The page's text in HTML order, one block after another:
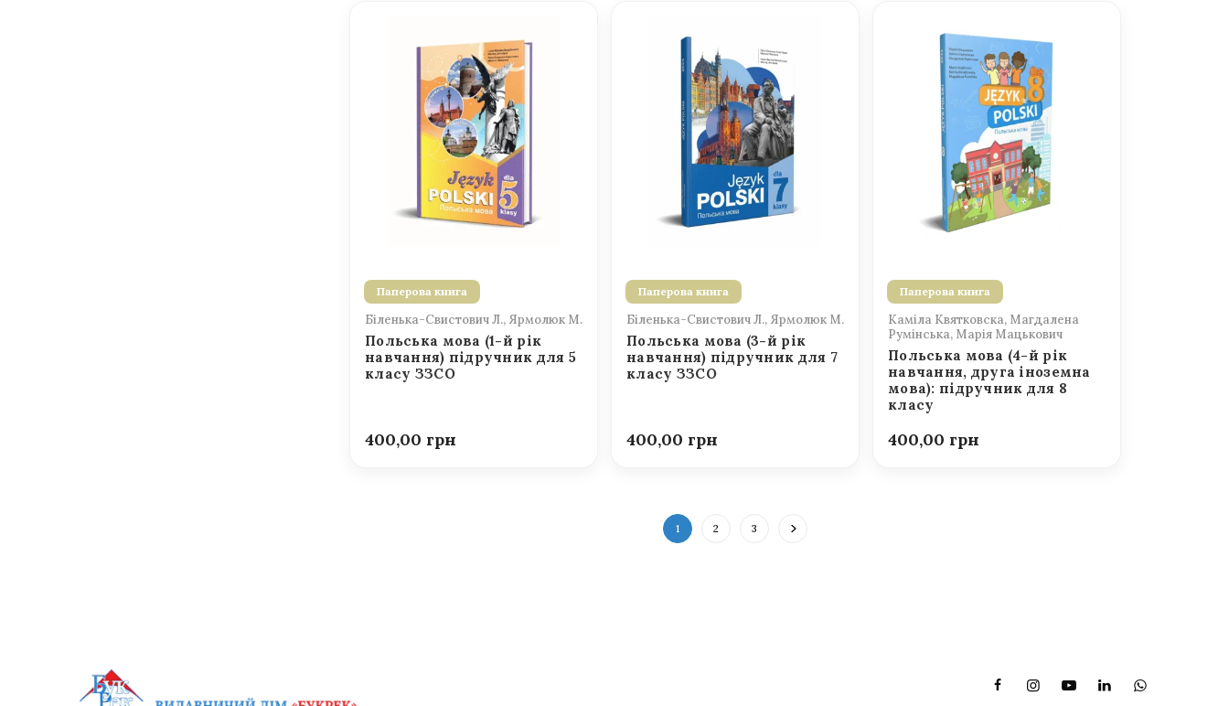
Паперова книга
Біленька-Свистович Л., Ярмолюк М.
Польська мова (1-й рік
навчання) підручник для 5
класу ЗЗСО
400,00
Паперова книга
Біленька-Свистович Л., Ярмолюк М.
Польська мова (3-й рік
навчання) підручник для 7
класу ЗЗСО
400,00
Паперова книга
Каміла Квятковска, Магдалена
Румінська, Марія Мацькович
Польська мова (4-й рік
навчання, друга іноземна
мова): підручник для 8
класу
400,00
1 2 3